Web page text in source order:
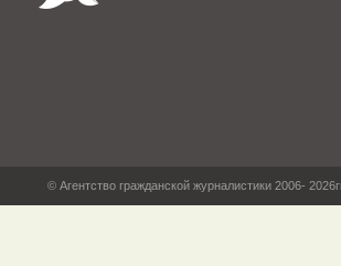
© Агентство гражданской журналистики 2006-